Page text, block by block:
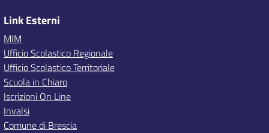
Link Esterni
MIM
Ufficio Scolastico Regionale
Ufficio Scolastico Territoriale
Scuola in Chiaro
Iscrizioni On Line
Invalsi
Comune di Brescia